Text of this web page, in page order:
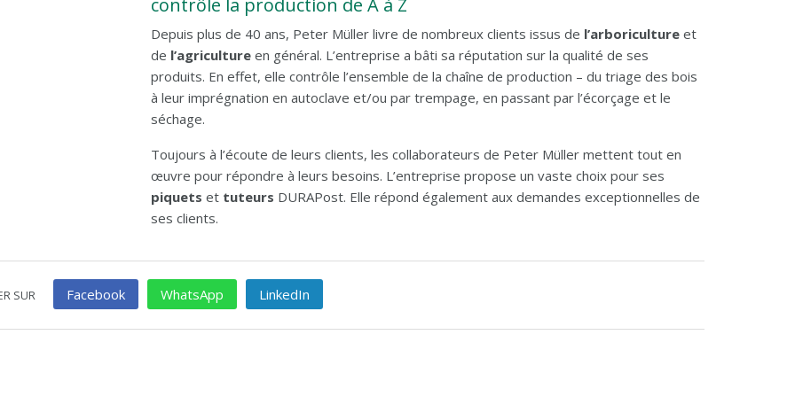
contrôle la production de A à Z
Depuis plus de 40 ans, Peter Müller livre de nombreux clients issus de l’arboriculture et
de l’agriculture en général. L’entreprise a bâti sa réputation sur la qualité de ses
produits. En effet, elle contrôle l’ensemble de la chaîne de production – du triage des bois
à leur imprégnation en autoclave et/ou par trempage, en passant par l’écorçage et le
séchage.
Toujours à l’écoute de leurs clients, les collaborateurs de Peter Müller mettent tout en
œuvre pour répondre à leurs besoins. L’entreprise propose un vaste choix pour ses
piquets et tuteurs DURAPost. Elle répond également aux demandes exceptionnelles de
ses clients.
SUR Facebook WhatsApp LinkedIn